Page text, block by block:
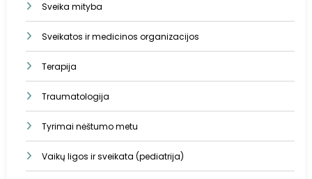
Sveika mityba
Sveikatos ir medicinos organizacijos
Terapija
Traumatologija
Tyrimai nėštumo metu
Vaikų ligos ir sveikata (pediatrija)